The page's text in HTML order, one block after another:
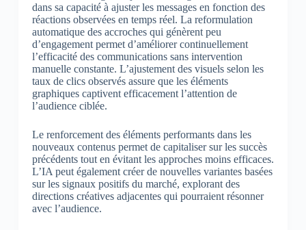
dans sa capacité à ajuster les messages en fonction des
réactions observées en temps réel. La reformulation
automatique des accroches qui génèrent peu
d’engagement permet d’améliorer continuellement
l’efficacité des communications sans intervention
manuelle constante. L’ajustement des visuels selon les
taux de clics observés assure que les éléments
graphiques captivent efficacement l’attention de
l’audience ciblée.
Le renforcement des éléments performants dans les
nouveaux contenus permet de capitaliser sur les succès
précédents tout en évitant les approches moins efficaces.
L’IA peut également créer de nouvelles variantes basées
sur les signaux positifs du marché, explorant des
directions créatives adjacentes qui pourraient résonner
avec l’audience.